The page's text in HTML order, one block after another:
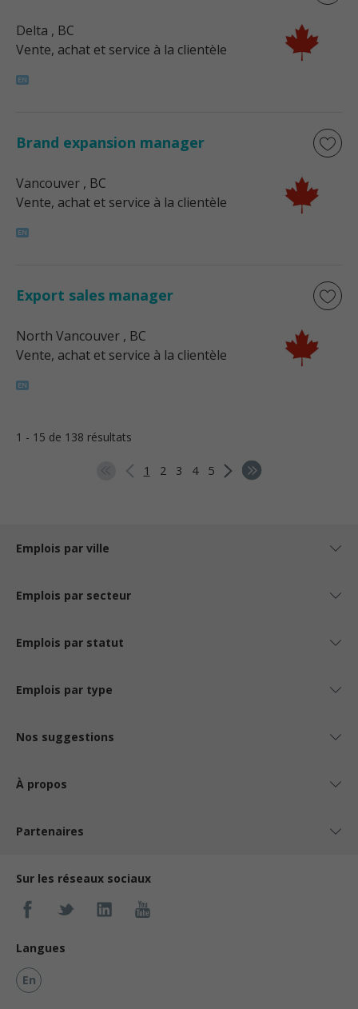
Delta , BC
Vente, achat et service à la clientèle
Brand expansion manager
Vancouver , BC
Vente, achat et service à la clientèle
Export sales manager
North Vancouver , BC
Vente, achat et service à la clientèle
1 - 15 de 138 résultats
1 2 3 4 5
Emplois par ville
Emplois par secteur
Emplois par statut
Emplois par type
Nos suggestions
À propos
Partenaires
Sur les réseaux sociaux
Langues
En